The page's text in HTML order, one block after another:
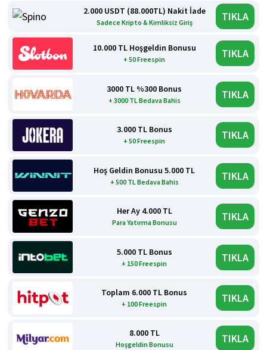
2.000 USDT (88.000TL) Nakit İade
Sadece Kripto & Kimliksiz Giriş TIKLA
10.000 TL Hoşgeldin Bonusu
+ 50 Freespin TIKLA
3000 TL %300 Bonus
+ 3000 TL Bedava Bahis TIKLA
3.000 TL Bonus
+ 50 Freespin TIKLA
Hoş Geldin Bonusu 5.000 TL
+ 500 TL Bedava Bahis TIKLA
Her Ay 4.000 TL
Para Yatırma Bonusu TIKLA
5.000 TL Bonus
+ 150 Freespin TIKLA
Toplam 6.000 TL Bonus
+ 100 Freespin TIKLA
8.000 TL
Hoşgeldin Bonusu TIKLA